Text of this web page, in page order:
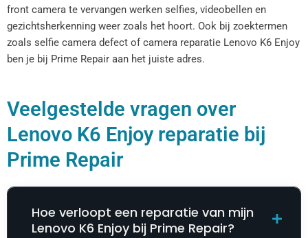
front camera te vervangen werken selfies, videobellen en
gezichtsherkenning weer zoals het hoort. Ook bij zoektermen
zoals selfie camera defect of camera reparatie Lenovo K6 Enjoy
ben je bij Prime Repair aan het juiste adres.
Veelgestelde vragen over
Lenovo K6 Enjoy reparatie bij
Prime Repair
Hoe verloopt een reparatie van mijn
Lenovo K6 Enjoy bij Prime Repair?